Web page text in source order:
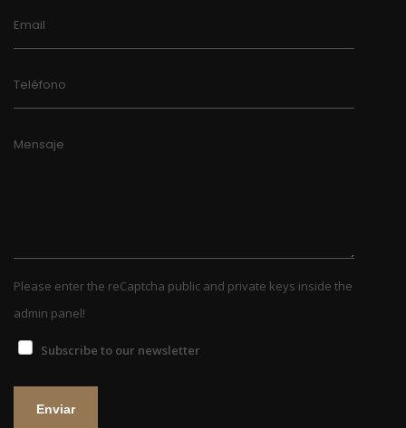
Email
Teléfono
Mensaje
Please enter the reCaptcha public and private keys inside the
admin panel!
Subscribe to our newsletter
Enviar